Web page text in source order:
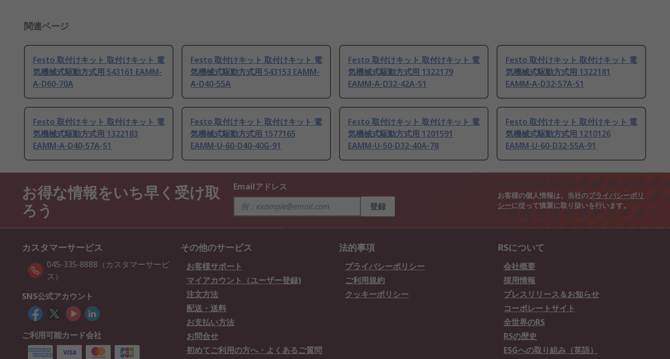
関連ページ
Festo 取付けキット 取付けキット 電
気機械式駆動方式用 543161 EAMM-
A-D60-70A
Festo 取付けキット 取付けキット 電
気機械式駆動方式用 543153 EAMM-
A-D40-55A
Festo 取付けキット 取付けキット 電
気機械式駆動方式用 1322179
EAMM-A-D32-42A-S1
Festo 取付けキット 取付けキット 電
気機械式駆動方式用 1322181
EAMM-A-D32-57A-S1
Festo 取付けキット 取付けキット 電
気機械式駆動方式用 1322183
EAMM-A-D40-57A-S1
Festo 取付けキット 取付けキット 電
気機械式駆動方式用 1577165
EAMM-U-60-D40-40G-91
Festo 取付けキット 取付けキット 電
気機械式駆動方式用 1201591
EAMM-U-50-D32-40A-78
Festo 取付けキット 取付けキット 電
気機械式駆動方式用 1210126
EAMM-U-60-D32-55A-91
お得な情報をいち早く受け取
ろう
Emailアドレス
登録
お客様の個人情報は、当社のプライバシーポリ
シーに従って慎重に取り扱いを行います。
カスタマーサービス
045-335-8888（カスタマーサービ
ス）
SNS公式アカウント
ご利用可能カード会社
その他のサービス
お客様サポート
マイアカウント（ユーザー登録)
注文方法
配送・送料
お支払い方法
お問合せ
初めてご利用の方へ・よくあるご質問
法的事項
プライバシーポリシー
ご利用規約
クッキーポリシー
RSについて
会社概要
採用情報
プレスリリース＆お知らせ
コーポレートサイト
全世界のRS
RSの歴史
ESGへの取り組み（英語）